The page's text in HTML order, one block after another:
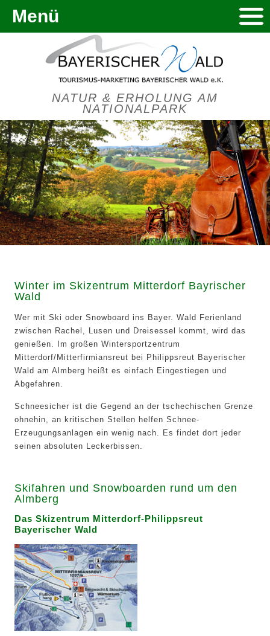
NATUR & ERHOLUNG AM
NATIONALPARK
Menü
Winter im Skizentrum Mitterdorf Bayrischer
Wald
Wer mit Ski oder Snowboard ins Bayer. Wald Ferienland
zwischen Rachel, Lusen und Dreisessel kommt, wird das
genießen. Im großen Wintersportzentrum
Mitterdorf/Mitterfirmiansreut bei Philippsreut Bayerischer
Wald am Almberg heißt es einfach Eingestiegen und
Abgefahren.
Schneesicher ist die Gegend an der tschechischen Grenze
ohnehin, an kritischen Stellen helfen Schnee-
Erzeugungsanlagen ein wenig nach. Es findet dort jeder
seinen absoluten Leckerbissen.
Skifahren und Snowboarden rund um den
Almberg
Das Skizentrum Mitterdorf-Philippsreut
Bayerischer Wald